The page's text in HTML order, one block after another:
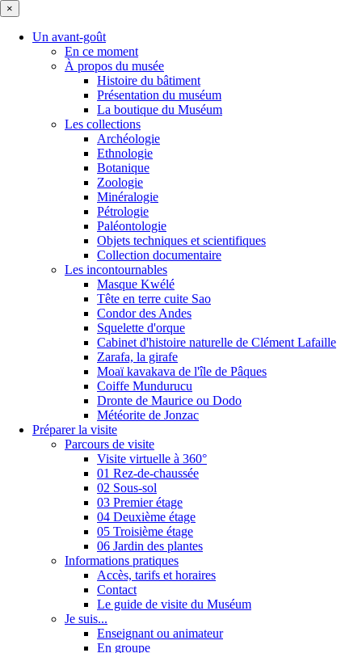
×
Un avant-goût
En ce moment
À propos du musée
Histoire du bâtiment
Présentation du muséum
La boutique du Muséum
Les collections
Archéologie
Ethnologie
Botanique
Zoologie
Minéralogie
Pétrologie
Paléontologie
Objets techniques et scientifiques
Collection documentaire
Les incontournables
Masque Kwélé
Tête en terre cuite Sao
Condor des Andes
Squelette d'orque
Cabinet d'histoire naturelle de Clément Lafaille
Zarafa, la girafe
Moaï kavakava de l'île de Pâques
Coiffe Mundurucu
Dronte de Maurice ou Dodo
Météorite de Jonzac
Préparer la visite
Parcours de visite
Visite virtuelle à 360°
01 Rez-de-chaussée
02 Sous-sol
03 Premier étage
04 Deuxième étage
05 Troisième étage
06 Jardin des plantes
Informations pratiques
Accès, tarifs et horaires
Contact
Le guide de visite du Muséum
Je suis...
Enseignant ou animateur
En groupe